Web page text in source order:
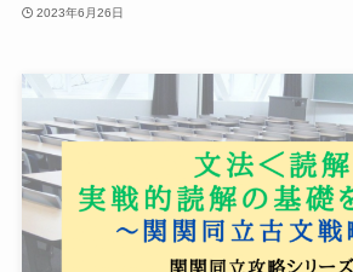
2023年6月26日